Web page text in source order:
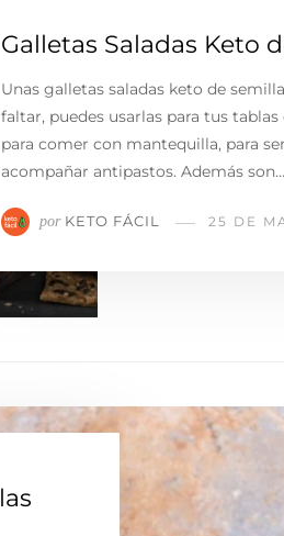
Galletas Saladas Keto
Unas galletas saladas keto de
faltar, puedes usarlas para tus tablas
para comer con mantequilla, para
acompañar antipastos. Además son…
por KETO FÁCIL 25 DE